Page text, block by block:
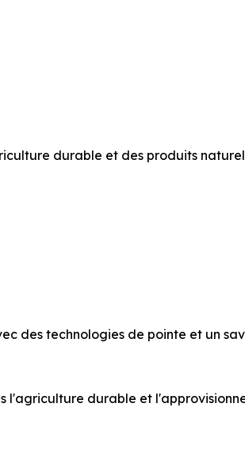
durable et des produits
des technologies de pointe et un
l'agriculture durable et